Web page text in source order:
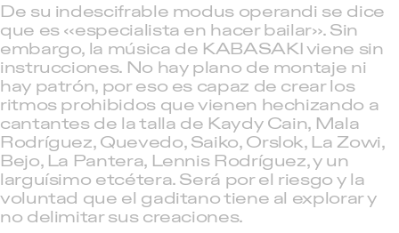
De su indescifrable modus operandi se dice
que es «especialista en hacer bailar». Sin
embargo, la música de KABASAKI viene sin
instrucciones. No hay plano de montaje ni
hay patrón, por eso es capaz de crear los
ritmos prohibidos que vienen hechizando a
cantantes de la talla de Kaydy Cain, Mala
Rodríguez, Quevedo, Saiko, Orslok, La Zowi,
Bejo, La Pantera, Lennis Rodríguez, y un
larguísimo etcétera. Será por el riesgo y la
voluntad que el gaditano tiene al explorar y
no delimitar sus creaciones.